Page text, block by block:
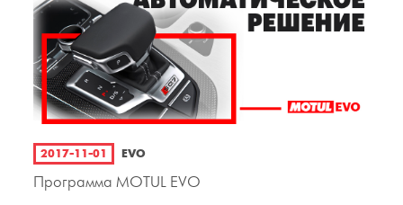
2017-11-01 EVO
Программа MOTUL EVO